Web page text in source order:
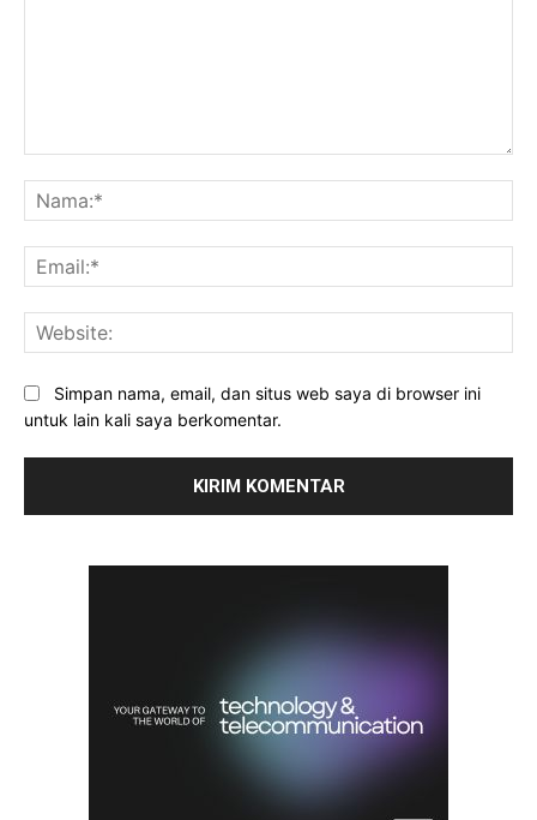
Simpan nama, email, dan situs web saya di browser ini
untuk lain kali saya berkomentar.